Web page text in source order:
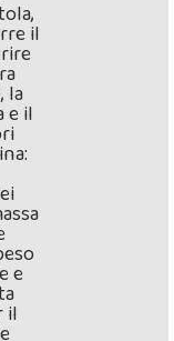
il
la
e il
e
il